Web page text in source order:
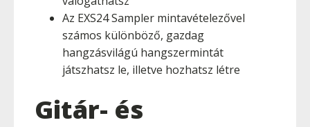
Az EXS24 Sampler mintavételezővel
számos különböző, gazdag
hangzásvilágú hangszermintát
játszhatsz le, illetve hozhatsz létre
Gitár- és